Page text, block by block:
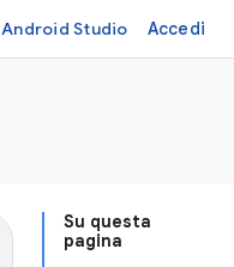
Android Studio Accedi
Su questa
pagina